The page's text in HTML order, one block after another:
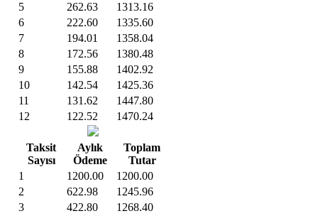
5
262.63
1313.16
6
222.60
1335.60
7
194.01
1358.04
8
172.56
1380.48
9
155.88
1402.92
10
142.54
1425.36
11
131.62
1447.80
12
122.52 1470.24
Taksit
Sayısı
Aylık
Ödeme
Toplam
Tutar
1
1200.00
1200.00
2
622.98
1245.96
3
422.80 1268.40